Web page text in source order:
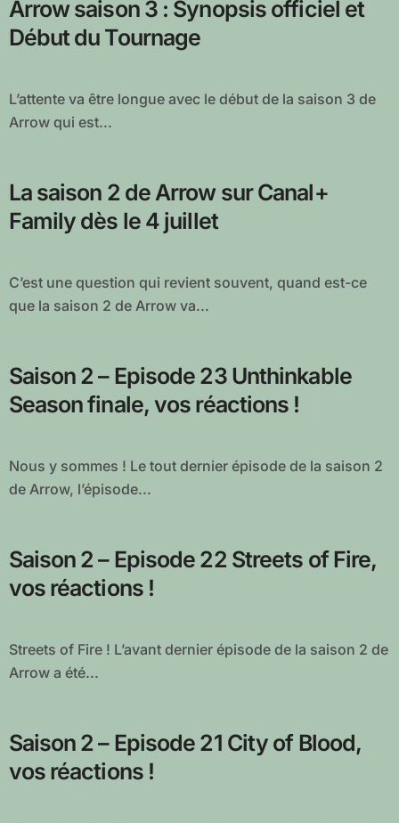
Arrow saison 3 : Synopsis officiel et
Début du Tournage
L’attente va être longue avec le début de la saison 3 de
Arrow qui est...
La saison 2 de Arrow sur Canal+
Family dès le 4 juillet
C’est une question qui revient souvent, quand est-ce
que la saison 2 de Arrow va...
Saison 2 – Episode 23 Unthinkable
Season finale, vos réactions !
Nous y sommes ! Le tout dernier épisode de la saison 2
de Arrow, l’épisode...
Saison 2 – Episode 22 Streets of Fire,
vos réactions !
Streets of Fire ! L’avant dernier épisode de la saison 2 de
Arrow a été...
Saison 2 – Episode 21 City of Blood,
vos réactions !